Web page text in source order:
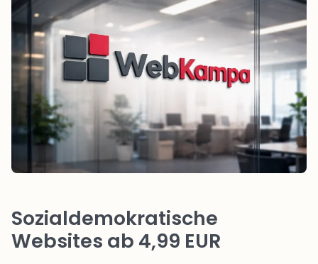
Sozialdemokratische
Websites ab 4,99 EUR